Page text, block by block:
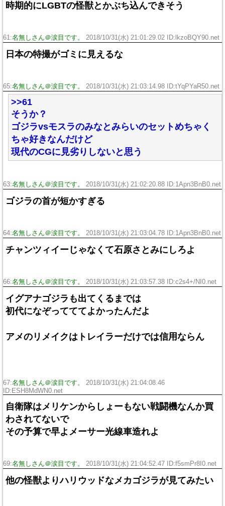
時期的にLGBTの怪獣とかぶち込んできそう
61:名無しさん＠涙目です。 2018/10/31(水) 21:01:29.02 ID:lkzoBQY90.net
日本の特撮がゴミに見えるな
65:名無しさん＠涙目です。 2018/10/31(水) 21:03:14.98 ID:tYqPYaR50.net
>>61
そうか？
ゴジラvsモスラのみなとみらいのセットめちゃく
ちゃ好きなんだけど
現代のCGに見劣りしないと思う
63:名無しさん＠涙目です。 2018/10/31(水) 21:02:20.88 ID:1Apn3BnB0.net
ゴジラの首が短かすぎる
64:名無しさん＠涙目です。 2018/10/31(水) 21:03:04.78 ID:1Apn3BnB0.net
チャンツィイーじゃなくて石原さとみにしろよ
66:名無しさん＠涙目です。 2018/10/31(水) 21:03:57.38 ID:c2s4+/NI0.net
イグアナゴジラも出てくるまでは
初代になぞってててよかったんだよ
アメのリメイクはトレイラーだけでは信用ならん
67:名無しさん＠涙目です。
2018/10/31(水) 21:04:08.46
ID:ESH8MdWN0.net
自衛隊はメリケンからしょーもない戦闘機なんか買
わされてないで
その予算で早よメーサー光線車造れよ
69:名無しさん＠涙目です。 2018/10/31(水) 21:04:52.47 ID:f5smPr8I0.net
他の怪獣よりハリウッドなメカゴジラが見てみたい